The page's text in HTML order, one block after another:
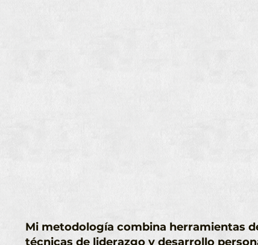
​Mi metodología combina herramientas
técnicas de liderazgo y desarrollo